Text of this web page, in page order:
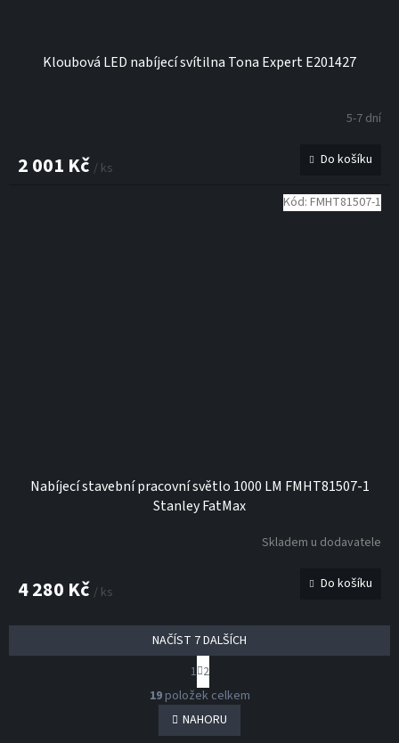
Kloubová LED nabíjecí svítilna Tona Expert E201427
5-7 dní
2 001 Kč / ks Do košíku
Nabíjecí stavební pracovní světlo 1000 LM FMHT81507-1
Stanley FatMax
Skladem u dodavatele
4 280 Kč / ks Do košíku
Kód: FMHT81507-1
O
v
l
NAČÍST 7 DALŠÍCH
S
t
r
á
n
k
1 2
19položek celkem
NAHORU